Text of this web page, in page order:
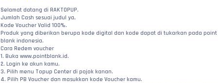
Selamat datang di RAKTOPUP.
Jumlah Cash sesuai judul ya,
Kode Voucher Valid 100%.
Produk yang diberikan berupa kode digital dan kode dapat di tukarkan pada point
blank indonesia.
Cara Redem voucher
1. Buka www.pointblank.id.
2. Login ke akun kamu.
3. Pilih menu Topup Center di pojok kanan.